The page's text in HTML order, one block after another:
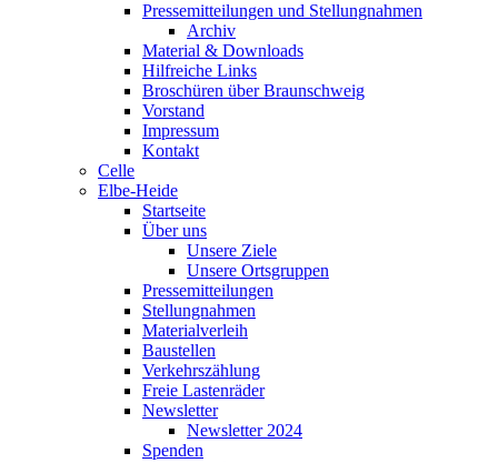
Pressemitteilungen und Stellungnahmen
Archiv
Material & Downloads
Hilfreiche Links
Broschüren über Braunschweig
Vorstand
Impressum
Kontakt
Celle
Elbe-Heide
Startseite
Über uns
Unsere Ziele
Unsere Ortsgruppen
Pressemitteilungen
Stellungnahmen
Materialverleih
Baustellen
Verkehrszählung
Freie Lastenräder
Newsletter
Newsletter 2024
Spenden